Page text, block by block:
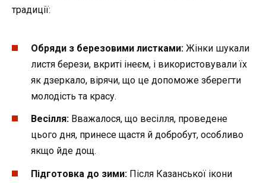
традиції:
Обряди з березовими листками: Жінки шукали
листя берези, вкриті інеєм, і використовували їх
як дзеркало, вірячи, що це допоможе зберегти
молодість та красу.
Весілля: Вважалося, що весілля, проведене
цього дня, принесе щастя й добробут, особливо
якщо йде дощ.
Підготовка до зими: Після Казанської ікони